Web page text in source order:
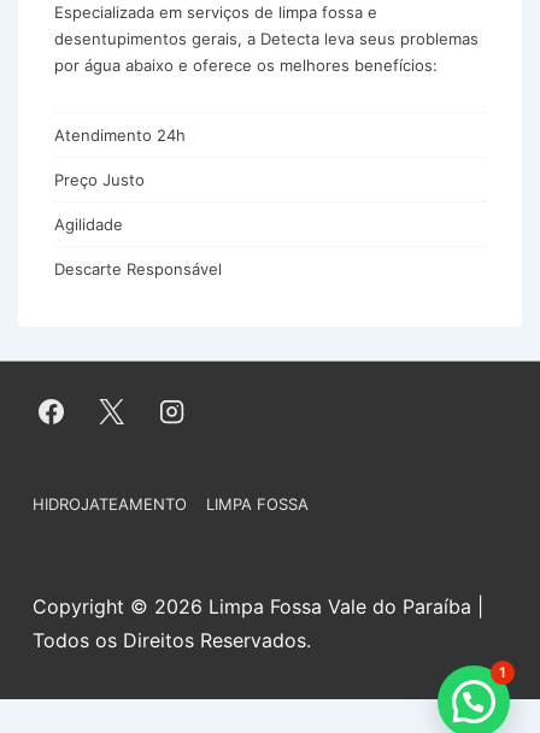
Especializada em serviços de limpa fossa e
desentupimentos gerais, a Detecta leva seus problemas
por água abaixo e oferece os melhores benefícios:
Atendimento 24h
Preço Justo
Agilidade
Descarte Responsável
Menu
Rodapé
HIDROJATEAMENTO LIMPA FOSSA
Copyright © 2026 Limpa Fossa Vale do Paraíba |
Todos os Direitos Reservados.
1